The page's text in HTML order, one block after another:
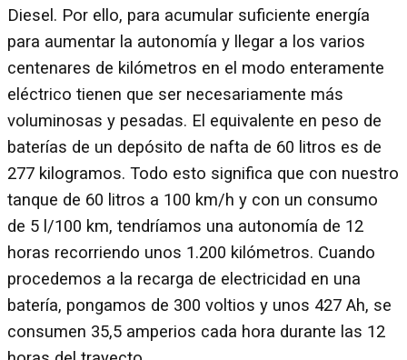
Diesel. Por ello, para acumular suficiente energía
para aumentar la autonomía y llegar a los varios
centenares de kilómetros en el modo enteramente
eléctrico tienen que ser necesariamente más
voluminosas y pesadas. El equivalente en peso de
baterías de un depósito de nafta de 60 litros es de
277 kilogramos. Todo esto significa que con nuestro
tanque de 60 litros a 100 km/h y con un consumo
de 5 l/100 km, tendríamos una autonomía de 12
horas recorriendo unos 1.200 kilómetros. Cuando
procedemos a la recarga de electricidad en una
batería, pongamos de 300 voltios y unos 427 Ah, se
consumen 35,5 amperios cada hora durante las 12